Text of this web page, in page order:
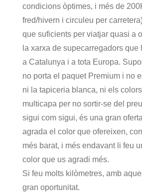
condicions òptimes, i més de
fred/hivern i circuleu per
que suficients per viatjar quasi a
la xarxa de supecarregadors
a Catalunya i a tota Europa.
no porta el paquet Premium i no
ni la tapiceria blanca, ni els colors
multicapa per no sortir-se del
sigui com sigui, és una gran
agrada el color que ofereixen,
més barat, i més endavant li feu
color que us agradi més.
Si feu molts kilòmetres, amb
gran oportunitat.